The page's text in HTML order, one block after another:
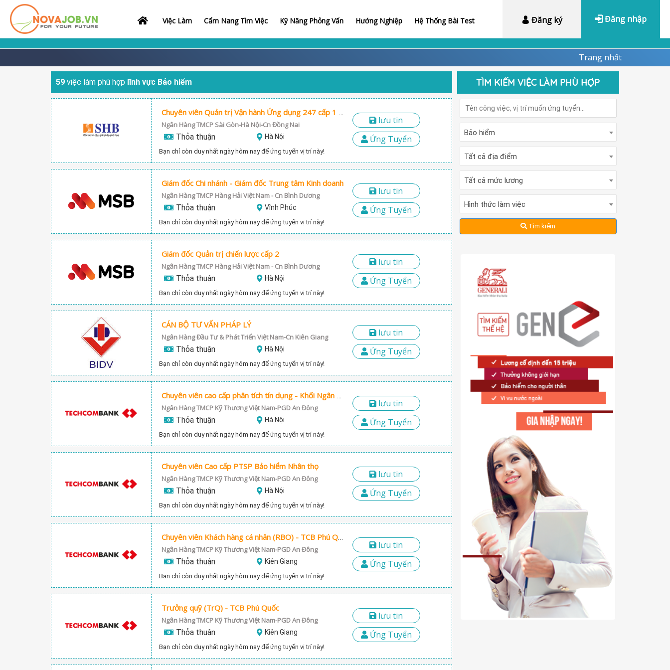
Đăng ký Đăng nhập
Việc Làm Cẩm Nang Tìm Việc Kỹ Năng Phỏng Vấn Hướng Nghiệp Hệ Thống Bài Test
Trang nhất
59 việc làm phù hợp lĩnh vực Bảo hiểm
Chuyên viên Quản trị Vận hành Ứng dụng 247 cấp 1 – Mảng Quản trị vận hành các ứng dụng hệ thống Ebanking
Ngân Hàng TMCP Sài Gòn-Hà Nội-Cn Đồng Nai
Thỏa thuận Hà Nội
Bạn chỉ còn duy nhất ngày hôm nay để ứng tuyển vị trí này!
lưu tin
Ứng Tuyển
Giám đốc Chi nhánh - Giám đốc Trung tâm Kinh doanh
Ngân Hàng TMCP Hàng Hải Việt Nam - Cn Bình Dương
Thỏa thuận Vĩnh Phúc
Bạn chỉ còn duy nhất ngày hôm nay để ứng tuyển vị trí này!
lưu tin
Ứng Tuyển
Giám đốc Quản trị chiến lược cấp 2
Ngân Hàng TMCP Hàng Hải Việt Nam - Cn Bình Dương
Thỏa thuận Hà Nội
Bạn chỉ còn duy nhất ngày hôm nay để ứng tuyển vị trí này!
lưu tin
Ứng Tuyển
CÁN BỘ TƯ VẤN PHÁP LÝ
Ngân Hàng Đầu Tư & Phát Triển Việt Nam-Cn Kiên Giang
Thỏa thuận Hà Nội
Bạn chỉ còn duy nhất ngày hôm nay để ứng tuyển vị trí này!
lưu tin
Ứng Tuyển
Chuyên viên cao cấp phân tích tín dụng - Khối Ngân hàng bán buôn
Ngân Hàng TMCP Kỹ Thương Việt Nam-PGD An Đông
Thỏa thuận Hà Nội
Bạn chỉ còn duy nhất ngày hôm nay để ứng tuyển vị trí này!
lưu tin
Ứng Tuyển
Chuyên viên Cao cấp PTSP Bảo hiểm Nhân thọ
Ngân Hàng TMCP Kỹ Thương Việt Nam-PGD An Đông
Thỏa thuận Hà Nội
Bạn chỉ còn duy nhất ngày hôm nay để ứng tuyển vị trí này!
lưu tin
Ứng Tuyển
Chuyên viên Khách hàng cá nhân (RBO) - TCB Phú Quốc
Ngân Hàng TMCP Kỹ Thương Việt Nam-PGD An Đông
Thỏa thuận Kiên Giang
Bạn chỉ còn duy nhất ngày hôm nay để ứng tuyển vị trí này!
lưu tin
Ứng Tuyển
Trưởng quỹ (TrQ) - TCB Phú Quốc
Ngân Hàng TMCP Kỹ Thương Việt Nam-PGD An Đông
Thỏa thuận Kiên Giang
Bạn chỉ còn duy nhất ngày hôm nay để ứng tuyển vị trí này!
lưu tin
Ứng Tuyển
TÌM KIẾM VIỆC LÀM PHÙ HỢP
Bảo hiểm
Tất cả địa điểm
Tất cả mức lương
Hình thức làm việc
Tìm kiếm